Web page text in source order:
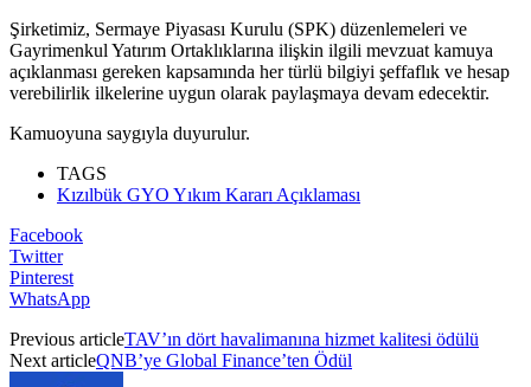
Şirketimiz, Sermaye Piyasası Kurulu (SPK) düzenlemeleri ve
Gayrimenkul Yatırım Ortaklıklarına ilişkin ilgili mevzuat kamuya
açıklanması gereken kapsamında her türlü bilgiyi şeffaflık ve hesap
verebilirlik ilkelerine uygun olarak paylaşmaya devam edecektir.
Kamuoyuna saygıyla duyurulur.
TAGS
Kızılbük GYO Yıkım Kararı Açıklaması
Facebook
Twitter
Pinterest
WhatsApp
Previous articleTAV’ın dört havalimanına hizmet kalitesi ödülü
Next articleQNB’ye Global Finance’ten Ödül